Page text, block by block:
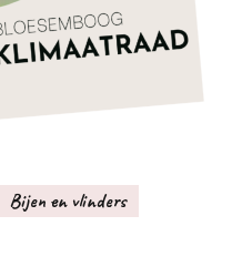
Bijen en vlinders